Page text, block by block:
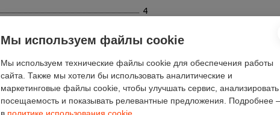
4
белый
60
85
электронное (интеллектуальное)
Мы используем файлы cookie
Мы используем технические файлы cookie для обеспечения работы
сайта. Также мы хотели бы использовать аналитические и
маркетинговые файлы cookie, чтобы улучшать сервис, анализировать
посещаемость и показывать релевантные предложения. Подробнее
в политике использования cookie